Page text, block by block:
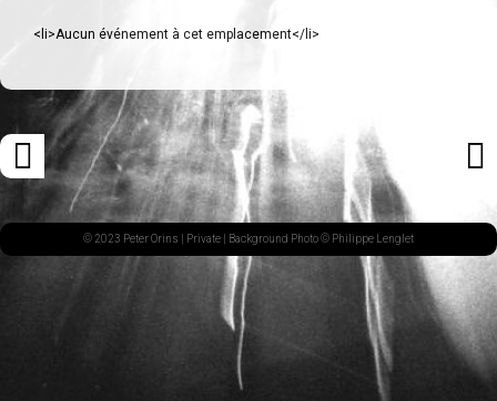
<li>Aucun événement à cet emplacement</li>
Navigation
des
articles
ARTICLE
PRÉCÉDENT© 2023 Peter Orins | Private | Background Photo © Philippe Lenglet